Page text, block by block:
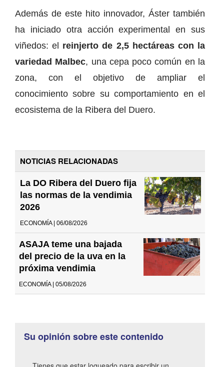
Además de este hito innovador, Áster también
ha iniciado otra acción experimental en sus
viñedos: el reinjerto de 2,5 hectáreas con la
variedad Malbec, una cepa poco común en la
zona, con el objetivo de ampliar el
conocimiento sobre su comportamiento en el
ecosistema de la Ribera del Duero.
NOTICIAS RELACIONADAS
La DO Ribera del Duero fija
las normas de la vendimia
2026
ECONOMÍA | 06/08/2026
ASAJA teme una bajada
del precio de la uva en la
próxima vendimia
ECONOMÍA | 05/08/2026
Su opinión sobre este contenido